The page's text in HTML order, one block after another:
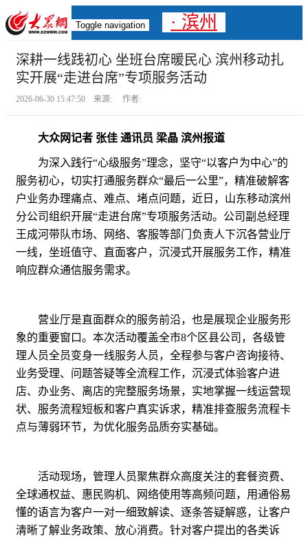
Toggle navigation · 滨州
深耕一线践初心 坐班台席暖民心 滨州移动扎
实开展“走进台席”专项服务活动
2026-06-30 15:47:50 来源: 作者:
大众网记者 张佳 通讯员 梁晶 滨州报道
为深入践行“心级服务”理念，坚守“以客户为中心”的
服务初心，切实打通服务群众“最后一公里”，精准破解客
户业务办理痛点、难点、堵点问题，近日，山东移动滨州
分公司组织开展“走进台席”专项服务活动。公司副总经理
王成河带队市场、网络、客服等部门负责人下沉各营业厅
一线，坐班值守、直面客户，沉浸式开展服务工作，精准
响应群众通信服务需求。
营业厅是直面群众的服务前沿，也是展现企业服务形
象的重要窗口。本次活动覆盖全市8个区县公司，各级管
理人员全员变身一线服务人员，全程参与客户咨询接待、
业务受理、问题答疑等全流程工作，沉浸式体验客户进
店、办业务、离店的完整服务场景，实地掌握一线运营现
状、服务流程短板和客户真实诉求，精准排查服务流程卡
点与薄弱环节，为优化服务品质夯实基础。
活动现场，管理人员聚焦群众高度关注的套餐资费、
全球通权益、惠民购机、网络使用等高频问题，用通俗易
懂的语言为客户一对一细致解读、逐条答疑解惑，让客户
清晰了解业务政策、放心消费。针对客户提出的各类诉